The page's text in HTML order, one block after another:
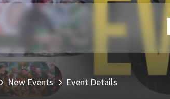
New Events Event Details